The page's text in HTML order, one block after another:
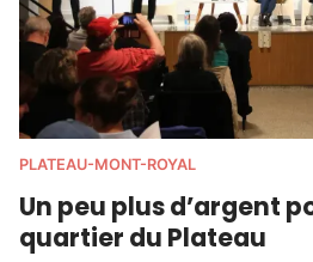
PLATEAU-MONT-ROYAL
Un peu plus d’argent
quartier du Plateau